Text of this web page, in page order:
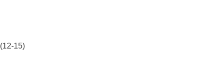
(12-15)